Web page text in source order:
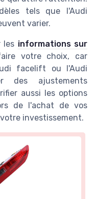
tels que l'Audi
varier.
les informations sur
votre choix, car
facelift ou l'Audi
des ajustements
aussi les options
de l'achat de vos
investissement.